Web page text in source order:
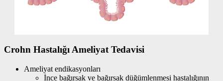
Crohn Hastalığı Ameliyat Tedavisi
Ameliyat endikasyonları
İnce bağırsak ve bağırsak düğümlenmesi hastalığının